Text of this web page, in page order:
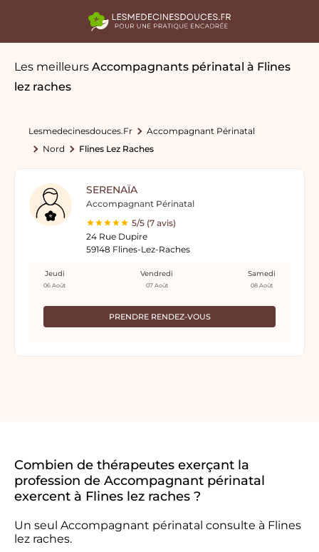
Les meilleurs Accompagnants périnatal à Flines
lez raches
Lesmedecinesdouces.fr
Accompagnant Périnatal
Nord
Flines Lez Raches
SERENAÏA
Accompagnant Périnatal
5/5 (7 avis)
24 Rue Dupire
59148 Flines-Lez-Raches
PRENDRE RENDEZ-VOUS
Jeudi
06 Août
Vendredi
07 Août
Samedi
08 Août
Combien de thérapeutes exerçant la
profession de Accompagnant périnatal
exercent à Flines lez raches ?
Un seul Accompagnant périnatal consulte à Flines
lez raches.